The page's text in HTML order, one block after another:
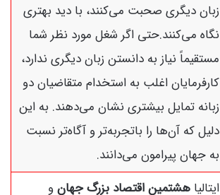
زبان دیگری صحبت می‌کنند، با دید بهتری
نگاه می‌کنند.حتی اگر شغل مورد نظر شما
مستقیماً نیاز به دانستن زبان دیگری ندارد،
کارفرمایان اغلب به استخدام متقاضیان دو
زبانه تمایل بیشتری نشان می‌دهند. به این
دلیل که آن‌ها را باتجربه‌تر و آگاه‌تر نسبت
به جهان پیرامون می‌دانند.
ایتالیا هشتمین اقتصاد بزرگ جهانو